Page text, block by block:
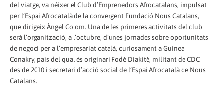
del viatge, va néixer el Club d’Emprenedors Afrocatalans, impulsat
per l’Espai Afrocatalà de la convergent Fundació Nous Catalans,
que dirigeix Àngel Colom. Una de les primeres activitats del club
serà l’organització, a l’octubre, d’unes jornades sobre oportunitats
de negoci per a l’empresariat català, curiosament a Guinea
Conakry, país del qual és originari Fodé Diakité, militant de CDC
des de 2010 i secretari d’acció social de l’Espai Afrocatalà de Nous
Catalans.